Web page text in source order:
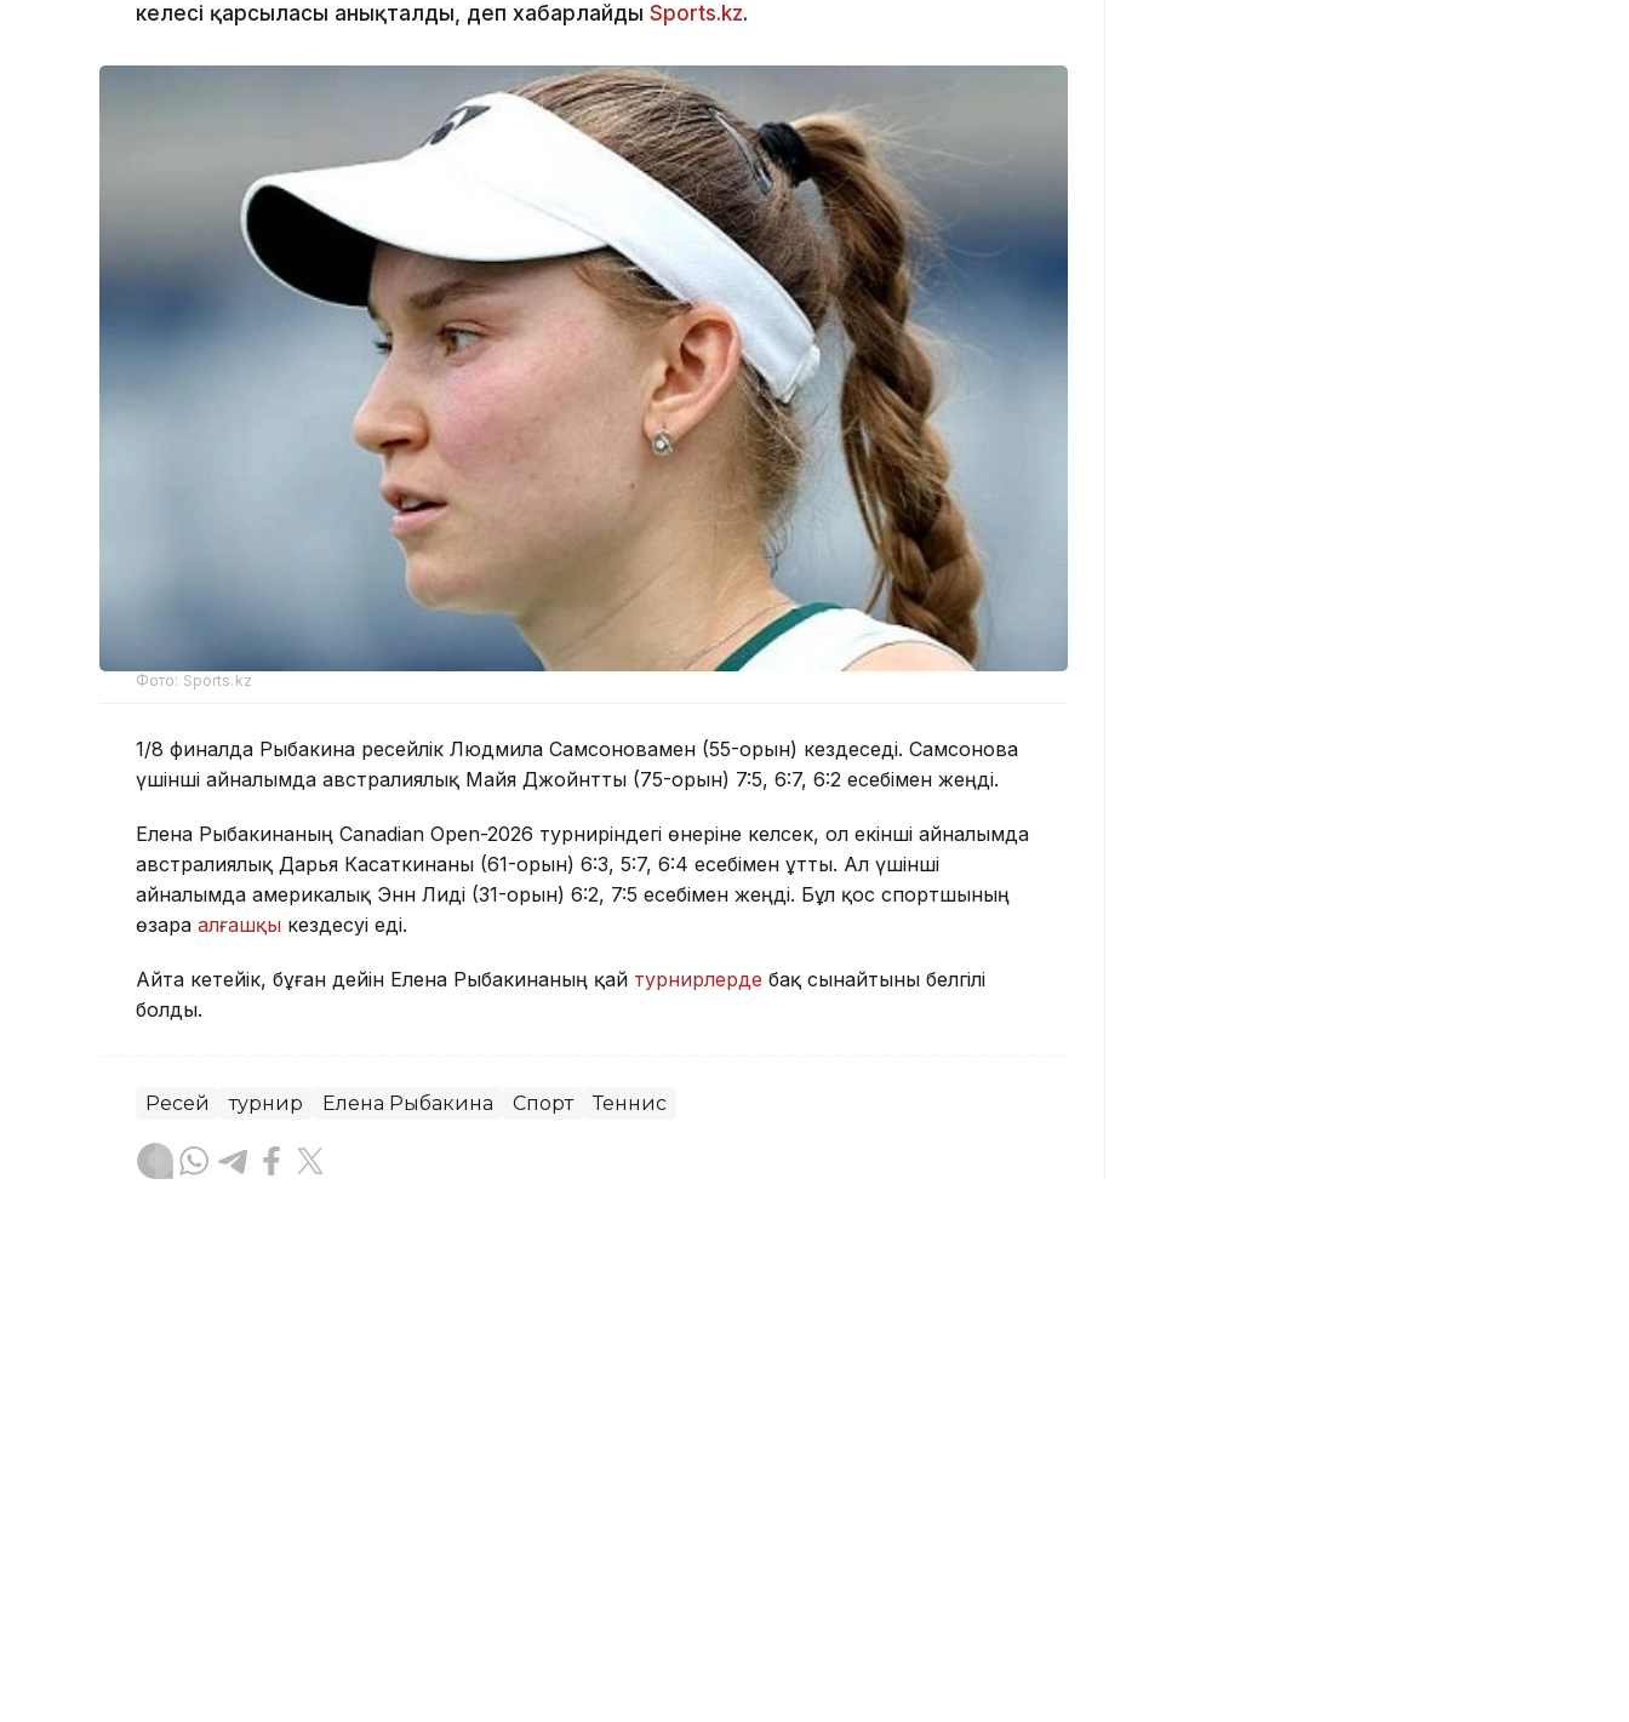
келесі қарсыласы анықталды, деп хабарлайды Sports.kz.
Фото: Sports.kz
1/8 финалда Рыбакина ресейлік Людмила Самсоновамен (55-орын) кездеседі. Самсонова
үшінші айналымда австралиялық Майя Джойнтты (75-орын) 7:5, 6:7, 6:2 есебімен жеңді.
Елена Рыбакинаның Canadian Open-2026 турниріндегі өнеріне келсек, ол екінші айналымда
австралиялық Дарья Касаткинаны (61-орын) 6:3, 5:7, 6:4 есебімен ұтты. Ал үшінші
айналымда америкалық Энн Лиді (31-орын) 6:2, 7:5 есебімен жеңді. Бұл қос спортшының
өзара алғашқы кездесуі еді.
Айта кетейік, бұған дейін Елена Рыбакинаның қай турнирлерде бақ сынайтыны белгілі
болды.
Ресей турнир Елена Рыбакина Спорт Теннис